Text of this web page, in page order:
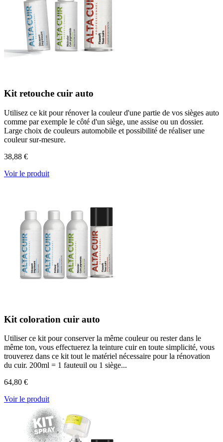
Kit retouche cuir auto
Utilisez ce kit pour rénover la couleur d'une partie de vos sièges auto
comme par exemple le côté d'un siège, une assise ou un dossier.
Large choix de couleurs automobile et possibilité de réaliser une
couleur sur-mesure.
38,88 €
Voir le produit
Kit coloration cuir auto
Utiliser ce kit pour conserver la même couleur ou rester dans le
même ton, vous effectuerez la teinture cuir en toute simplicité, vous
trouverez dans ce kit tout le matériel nécessaire pour la rénovation
du cuir. 200ml = 1 fauteuil ou 1 siège...
64,80 €
Voir le produit